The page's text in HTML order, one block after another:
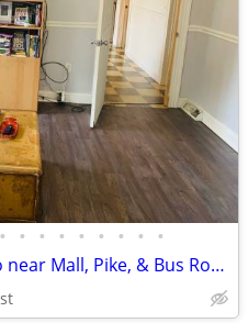
• • • • • • • • •
Spacious 3 Bedroom Condo near Mall, Pike, & Bus Routes!